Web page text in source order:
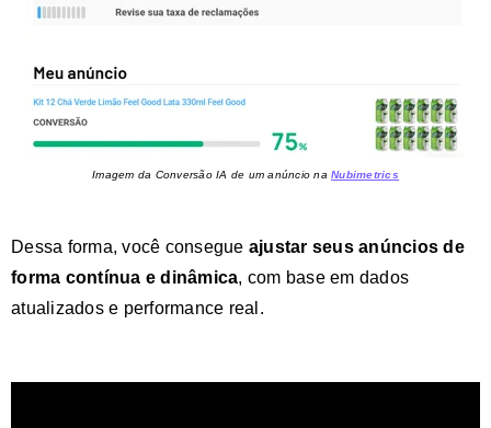
Imagem da Conversão IA de um anúncio naNubimetrics
Dessa forma, você consegue ajustar seus anúncios de
forma contínua e dinâmica, com base em dados
atualizados e performance real.